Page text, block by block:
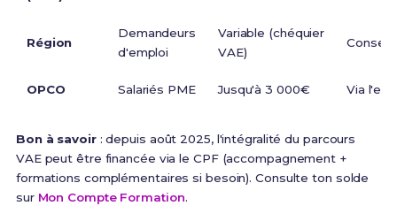
Région
Demandeurs
d'emploi
Variable (chéquier
VAE)
Conseil
OPCO Salariés PME Jusqu'à 3 000€ Via
Bon à savoir: depuis août 2025, l'intégralité du parcours
VAE peut être financée via le CPF (accompagnement +
formations complémentaires si besoin). Consulte ton solde
sur Mon Compte Formation.